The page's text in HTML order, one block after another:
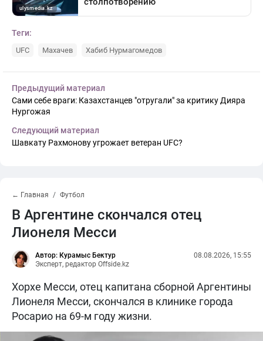
Теги:
UFC Махачев Хабиб Нурмагомедов
Предыдущий материал
Сами себе враги: Казахстанцев "отругали" за критику Дияра
Нургожая
Следующий материал
Шавкату Рахмонову угрожает ветеран UFC?
← Главная Футбол
В Аргентине скончался отец
Лионеля Месси
Автор: Курамыс Бектур
Эксперт, редактор Offside.kz
08.08.2026, 15:55
Хорхе Месси, отец капитана сборной Аргентины
Лионеля Месси, скончался в клинике города
Росарио на 69-м году жизни.